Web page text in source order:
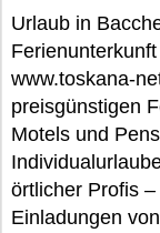
Urlaub in
www.toskana-
preisgünstigen
Motels und
örtlicher Profis
Einladungen